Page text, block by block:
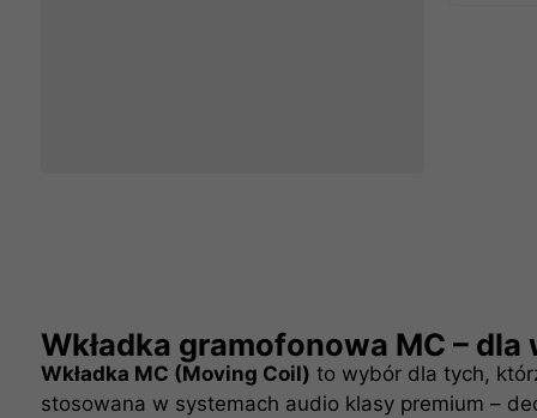
Wkładka gramofonowa MC –
Wkładka MC (Moving Coil) to wybór dla tych,
stosowana w systemach audio klasy premium –